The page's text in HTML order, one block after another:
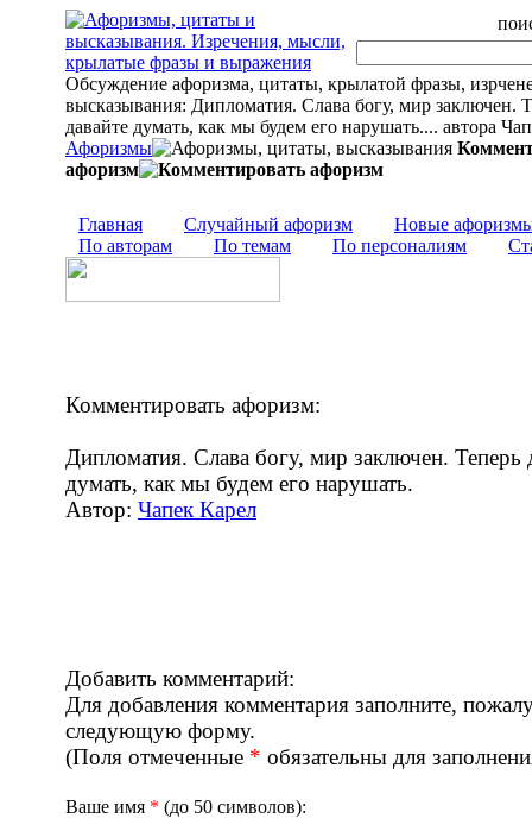
Обсуждение афоризма, цитаты, крылатой фразы,
высказывания: Дипломатия. Слава богу, мир заключен.
давайте думать, как мы будем его нарушать.... автора
Афоризмы
афоризм
Главная Случайный афоризм
Новые
По авторам
По темам По персоналиям
Комментировать афоризм:
Дипломатия. Слава богу, мир заключен. Теперь
думать, как мы будем его нарушать.
Автор: Чапек Карел
Добавить комментарий:
Для добавления комментария заполните,
следующую форму.
(Поля отмеченные * обязательны для
Ваше имя * (до 50 символов):